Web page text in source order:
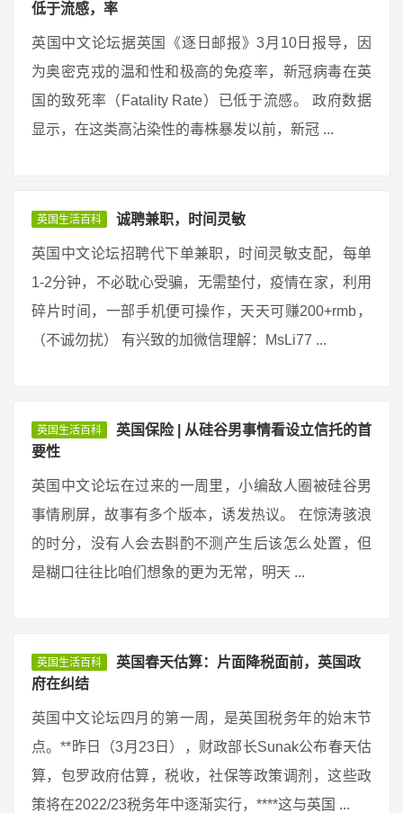
低于流感，率
英国中文论坛据英国《逐日邮报》3月10日报导，因
为奥密克戎的温和性和极高的免疫率，新冠病毒在英
国的致死率（Fatality Rate）已低于流感。 政府数据
显示，在这类高沾染性的毒株暴发以前，新冠 ...
英国生活百科 诚聘兼职，时间灵敏
英国中文论坛招聘代下单兼职，时间灵敏支配，每单
1-2分钟，不必耽心受骗，无需垫付，疫情在家，利用
碎片时间，一部手机便可操作，天天可赚200+rmb，
（不诚勿扰） 有兴致的加微信理解：MsLi77 ...
英国生活百科
英国保险 | 从硅谷男事情看设立信托的首
要性
英国中文论坛在过来的一周里，小编敌人圈被硅谷男
事情刷屏，故事有多个版本，诱发热议。 在惊涛骇浪
的时分，没有人会去斟酌不测产生后该怎么处置，但
是糊口往往比咱们想象的更为无常，明天 ...
英国生活百科
英国春天估算：片面降税面前，英国政
府在纠结
英国中文论坛四月的第一周，是英国税务年的始末节
点。**昨日（3月23日），财政部长Sunak公布春天估
算，包罗政府估算，税收，社保等政策调剂，这些政
策将在2022/23税务年中逐渐实行，****这与英国 ...